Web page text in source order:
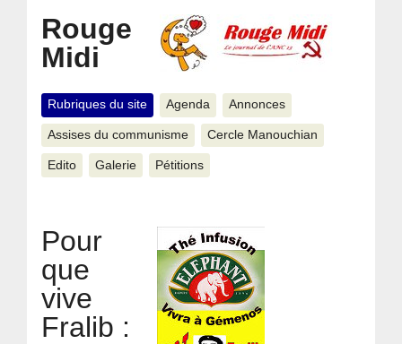
Rouge
Midi
Rubriques du site Agenda Annonces
Assises du communisme Cercle Manouchian
Edito Galerie Pétitions
Pour
que
vive
Fralib :